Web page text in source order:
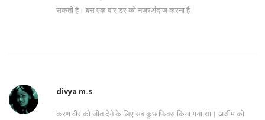
सकती है। बस एक बार डर को नजरअंदाज करना है
divya m.s
करण वीर को जीत देने के लिए सब कुछ फिक्स किया गया था। असीम को